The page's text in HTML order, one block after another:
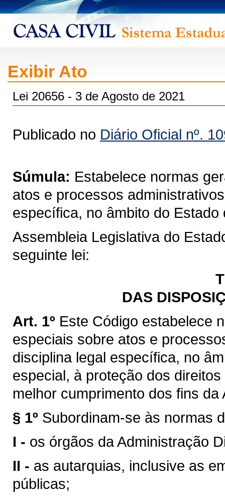
Exibir Ato
Lei 20656 - 3 de Agosto de 2021
Publicado no Diário Oficial nº.
Súmula: Estabelece normas
atos e processos
específica, no âmbito do Estado
Assembleia Legislativa do
seguinte lei:
DAS
Art. 1º Este Código estabelece
especiais sobre atos e
disciplina legal específica, no
especial, à proteção dos
melhor cumprimento dos fins da
§ 1º Subordinam-se às normas
I - os órgãos da Administração
II - as autarquias, inclusive as
públicas;